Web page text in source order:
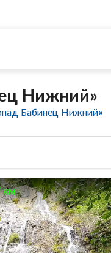
Нижний»
Бабинец Нижний»
км